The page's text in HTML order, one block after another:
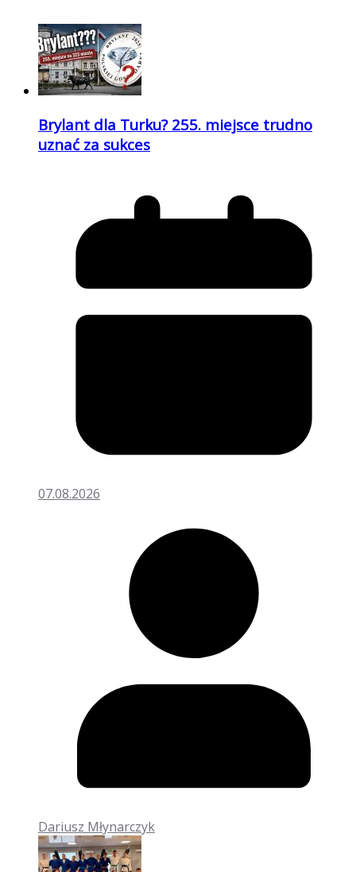
Brylant dla Turku? 255. miejsce trudno
uznać za sukces
07.08.2026
Dariusz Młynarczyk